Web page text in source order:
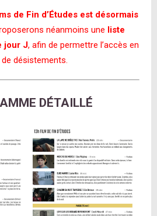
de Fin d’Études est désormais
néanmoins une liste
jour J, afin de permettre l’accès en
désistements.
DÉTAILLÉ